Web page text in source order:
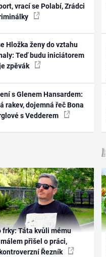
vrací se Polabí, Zrádci
Hložka ženy do vztahu
Teď budu iniciátorem
zpěvák
s Glenem Hansardem:
rakev, dojemná řeč Bona
s Vedderem
frky: Táta kvůli mému
přišel o práci,
Řezník